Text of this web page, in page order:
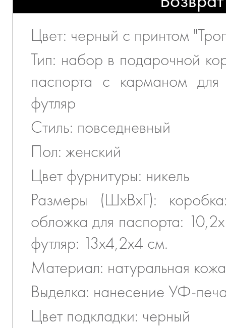
Цвет: черный с принтом
Тип: набор в подарочной
паспорта с карманом
футляр
Стиль: повседневный
Пол: женский
Цвет фурнитуры: никель
Размеры (ШхВхГ):
обложка для паспорта:
футляр: 13х4,2х4 см.
Материал: натуральная кожа
Выделка: нанесение УФ-
Цвет подкладки: черный